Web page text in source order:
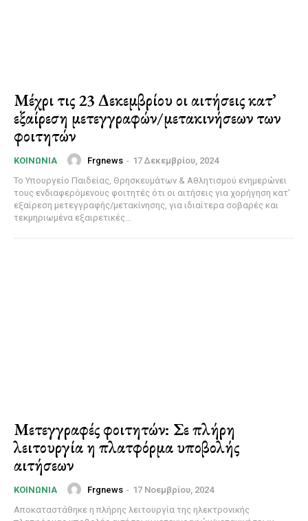
Μέχρι τις 23 Δεκεμβρίου οι αιτήσεις κατ’
εξαίρεση μετεγγραφών/μετακινήσεων των
φοιτητών
ΚΟΙΝΩΝΊΑ Frgnews - 17 Δεκεμβρίου, 2024
Το Υπουργείο Παιδείας, Θρησκευμάτων & Αθλητισμού ενημερώνει
τους ενδιαφερόμενους φοιτητές ότι οι αιτήσεις για χορήγηση κατ’
εξαίρεση μετεγγραφής/μετακίνησης, για ιδιαίτερα σοβαρές και
τεκμηριωμένα εξαιρετικές...
Μετεγγραφές φοιτητών: Σε πλήρη
λειτουργία η πλατφόρμα υποβολής
αιτήσεων
ΚΟΙΝΩΝΊΑ Frgnews - 17 Νοεμβρίου, 2024
Αποκαταστάθηκε η πλήρης λειτουργία της ηλεκτρονικής